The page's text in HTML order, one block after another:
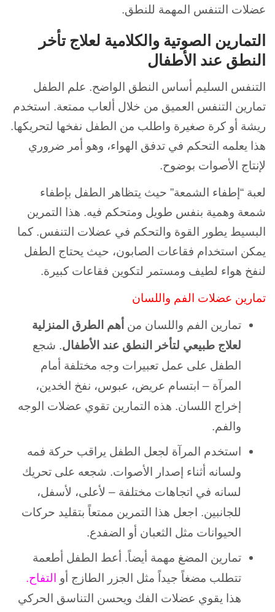
عضلات التنفس المهمة للنطق.
التمارين الصوتية والكلامية لعلاج تأخر
النطق عند الأطفال
التنفس السليم أساس النطق الواضح. علم الطفل
تمارين التنفس العميق من خلال ألعاب ممتعة. استخدم
ريشة أو كرة صغيرة واطلب من الطفل نفخها لتحريكها.
هذا يعلمه التحكم في تدفق الهواء، وهو أمر ضروري
لإنتاج الأصوات بوضوح.
لعبة “إطفاء الشمعة” حيث يتظاهر الطفل بإطفاء
شمعة وهمية بنفس طويل ومتحكم فيه. هذا التمرين
البسيط يطور القوة والتحكم في عضلات التنفس. كما
يمكن استخدام فقاعات الصابون، حيث يحتاج الطفل
لنفخ هواء لطيف ومستمر لتكوين فقاعات كبيرة.
تمارين عضلات الفم واللسان
تمارين الفم واللسان من أهم الطرق المنزلية
لعلاج طبيعي لتأخر النطق عند الأطفال. شجع
الطفل على عمل تعبيرات وجه مختلفة أمام
المرآة – ابتسام عريض، عبوس، نفخ الخدين،
إخراج اللسان. هذه التمارين تقوي عضلات الوجه
والفم.
استخدم المرآة لجعل الطفل يراقب حركة فمه
ولسانه أثناء إصدار الأصوات. شجعه على تحريك
لسانه في اتجاهات مختلفة – لأعلى، لأسفل،
للجانبين. اجعل هذا التمرين ممتعاً بتقليد حركات
الحيوانات مثل الثعبان أو الضفدع.
تمارين المضغ مهمة أيضاً. أعط الطفل أطعمة
تتطلب مضغاً جيداً مثل الجزر الطازج أو التفاح.
هذا يقوي عضلات الفك ويحسن التناسق الحركي